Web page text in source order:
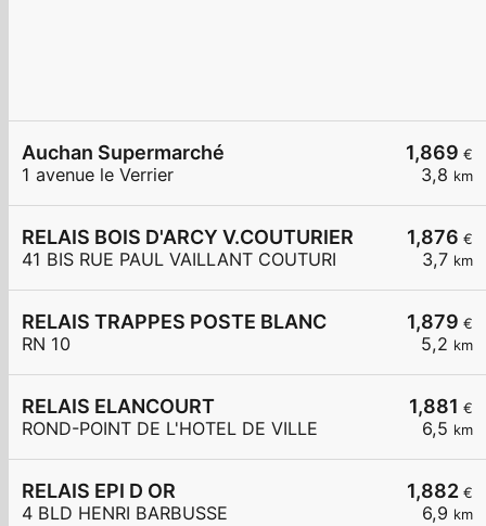
1,869 €
3,8 km
Auchan Supermarché
1 avenue le Verrier
1,876 €
3,7 km
RELAIS BOIS D'ARCY V.COUTURIER
41 BIS RUE PAUL VAILLANT COUTURI
1,879 €
5,2 km
RELAIS TRAPPES POSTE BLANC
RN 10
1,881 €
6,5 km
RELAIS ELANCOURT
ROND-POINT DE L'HOTEL DE VILLE
1,882 €
6,9 km
RELAIS EPI D OR
4 BLD HENRI BARBUSSE